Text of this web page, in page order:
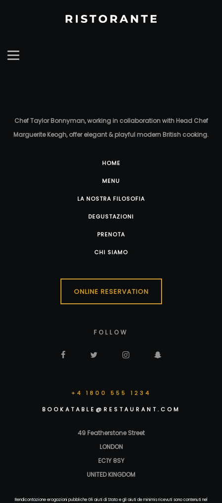
Chef Taylor Bonnyman, working in collaboration with Head Chef
Marguerite Keogh, offer elegant & playful modern British cooking.
HOME
MENU
LA NOSTRA FILOSOFIA
DEGUSTAZIONI
PRENOTA
CHI SIAMO
ONLINE RESERVATION
FOLLOW
+4 1800 555 1234
BOOKATABLE@RESTAURANT.COM
49 Featherstone Street
LONDON
EC1Y 8SY
UNITED KINGDOM
Rendicontazione erogazioni pubbliche Gli aiuti di Stato e gli aiuti de minimis ricevuti sono contenuti nel